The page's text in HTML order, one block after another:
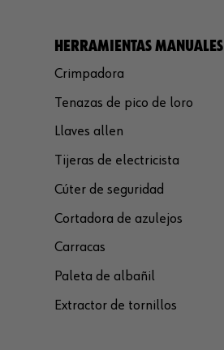
HERRAMIENTAS MANUALES
Crimpadora
Tenazas de pico de loro
Llaves allen
Tijeras de electricista
Cúter de seguridad
Cortadora de azulejos
Carracas
Paleta de albañil
Extractor de tornillos